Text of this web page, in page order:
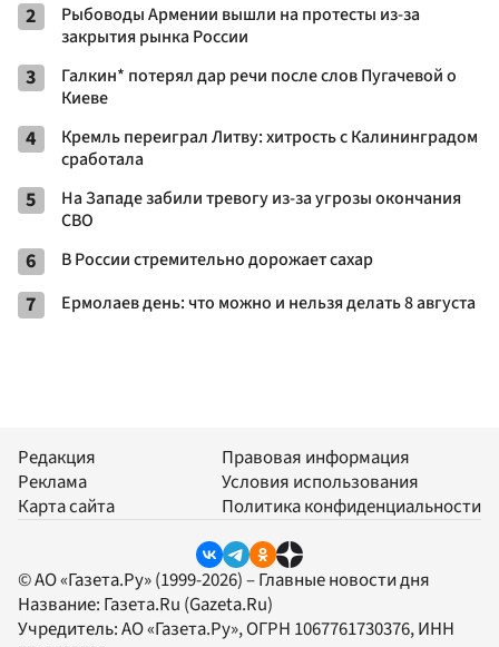
2
Рыбоводы Армении вышли на протесты из-за
закрытия рынка России
3
Галкин* потерял дар речи после слов Пугачевой о
Киеве
4
Кремль переиграл Литву: хитрость с Калининградом
сработала
5
На Западе забили тревогу из-за угрозы окончания
СВО
6 В России стремительно дорожает сахар
7 Ермолаев день: что можно и нельзя делать 8 августа
Редакция
Реклама
Карта сайта
Правовая информация
Условия использования
Политика конфиденциальности
© АО «Газета.Ру» (1999-2026) – Главные новости дня
Название: Газета.Ru (Gazeta.Ru)
Учредитель:АО «Газета.Ру», ОГРН 1067761730376, ИНН